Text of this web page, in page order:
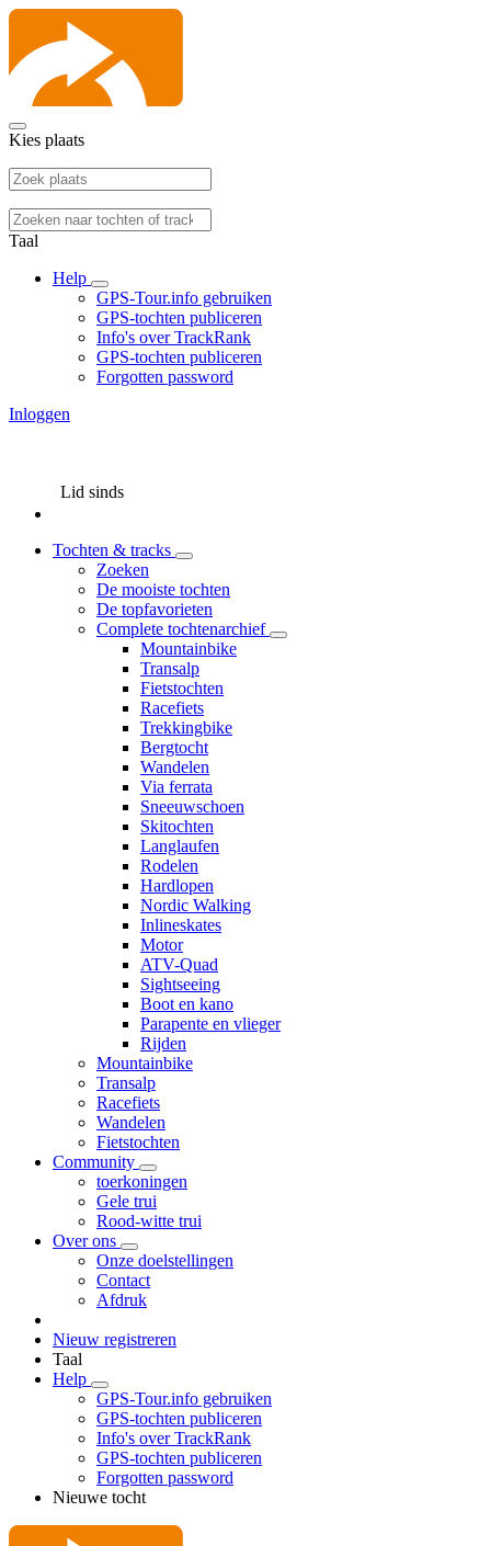
Kies plaats
Taal
Help
GPS-Tour.info gebruiken
GPS-tochten publiceren
Info's over TrackRank
GPS-tochten publiceren
Forgotten password
Inloggen
Lid sinds
Tochten & tracks
Zoeken
De mooiste tochten
De topfavorieten
Complete tochtenarchief
Mountainbike
Transalp
Fietstochten
Racefiets
Trekkingbike
Bergtocht
Wandelen
Via ferrata
Sneeuwschoen
Skitochten
Langlaufen
Rodelen
Hardlopen
Nordic Walking
Inlineskates
Motor
ATV-Quad
Sightseeing
Boot en kano
Parapente en vlieger
Rijden
Mountainbike
Transalp
Racefiets
Wandelen
Fietstochten
Community
toerkoningen
Gele trui
Rood-witte trui
Over ons
Onze doelstellingen
Contact
Afdruk
Nieuw registreren
Taal
Help
GPS-Tour.info gebruiken
GPS-tochten publiceren
Info's over TrackRank
GPS-tochten publiceren
Forgotten password
Nieuwe tocht